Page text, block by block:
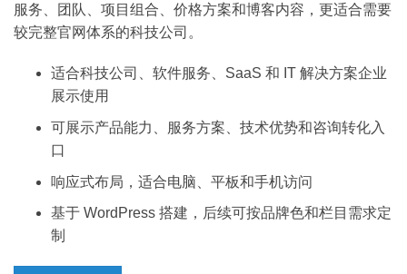
服务、团队、项目组合、价格方案和博客内容，更适合需要
较完整官网体系的科技公司。
适合科技公司、软件服务、SaaS 和 IT 解决方案企业
展示使用
可展示产品能力、服务方案、技术优势和咨询转化入
口
响应式布局，适合电脑、平板和手机访问
基于 WordPress 搭建，后续可按品牌色和栏目需求定
制